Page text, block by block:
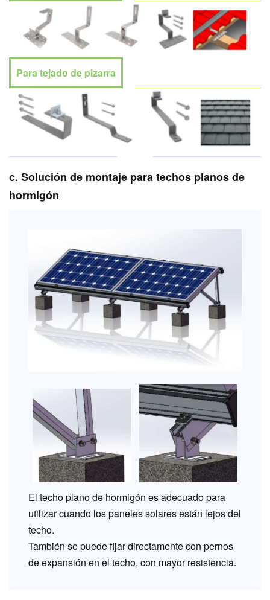
Para tejado de pizarra
c. Solución de montaje para techos planos de
hormigón
El techo plano de hormigón es adecuado para
utilizar cuando los paneles solares están lejos del
techo.
También se puede fijar directamente con pernos
de expansión en el techo, con mayor resistencia.